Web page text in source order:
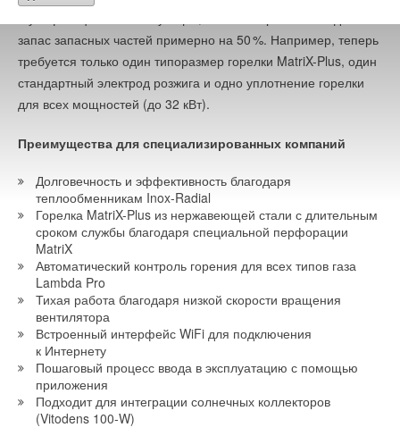
запас запасных частей примерно на 50%. Например, теперь
требуется только один типоразмер горелки MatriX-Plus, один
стандартный электрод розжига и одно уплотнение горелки
для всех мощностей (до 32 кВт).
Преимущества для специализированных компаний
Долговечность и эффективность благодаря
теплообменникам Inox-Radial
Горелка MatriX-Plus из нержавеющей стали с длительным
сроком службы благодаря специальной перфорации
MatriX
Автоматический контроль горения для всех типов газа
Lambda Pro
Тихая работа благодаря низкой скорости вращения
вентилятора
Встроенный интерфейс WiFi для подключения
к Интернету
Пошаговый процесс ввода в эксплуатацию с помощью
приложения
Подходит для интеграции солнечных коллекторов
(Vitodens 100-W)